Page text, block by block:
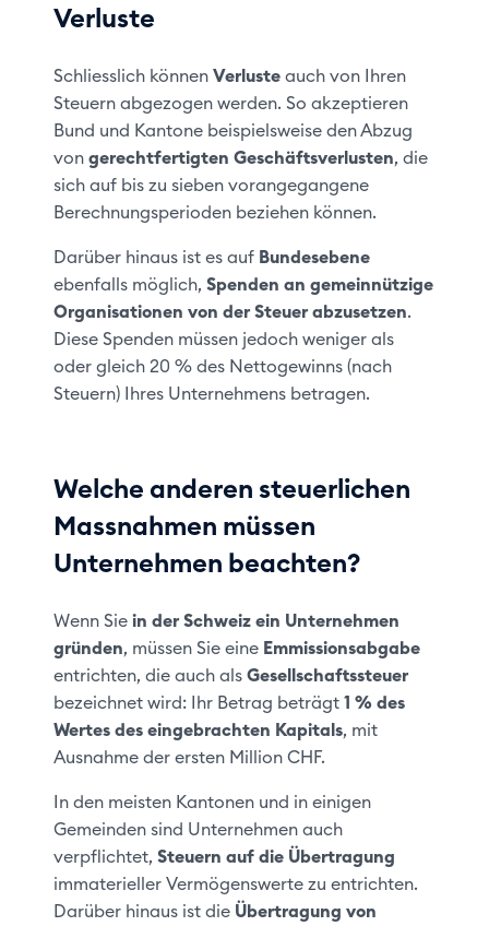
Verluste
Schliesslich könnenVerluste auch von Ihren
Steuern abgezogen werden. So akzeptieren
Bund und Kantone beispielsweise den Abzug
von gerechtfertigten Geschäftsverlusten, die
sich auf bis zu sieben vorangegangene
Berechnungsperioden beziehen können.
Darüber hinaus ist es auf Bundesebene
ebenfalls möglich,Spenden an gemeinnützige
Organisationen von der Steuer abzusetzen.
Diese Spenden müssen jedoch weniger als
oder gleich 20 % des Nettogewinns (nach
Steuern) Ihres Unternehmens betragen.
Welche anderen steuerlichen
Massnahmen müssen
Unternehmen beachten?
Wenn Siein der Schweiz ein Unternehmen
gründen, müssen Sie eine Emmissionsabgabe
entrichten, die auch alsGesellschaftssteuer
bezeichnet wird: Ihr Betrag beträgt1 % des
Wertes des eingebrachten Kapitals, mit
Ausnahme der ersten Million CHF.
In den meisten Kantonen und in einigen
Gemeinden sind Unternehmen auch
verpflichtet,Steuern auf die Übertragung
immaterieller Vermögenswerte zu entrichten.
Darüber hinaus ist die Übertragung von